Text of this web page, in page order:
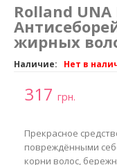
Rolland
жирных
Наличие: Нет в
317 грн.
Прекрасное
повреждёнными
корни волос,